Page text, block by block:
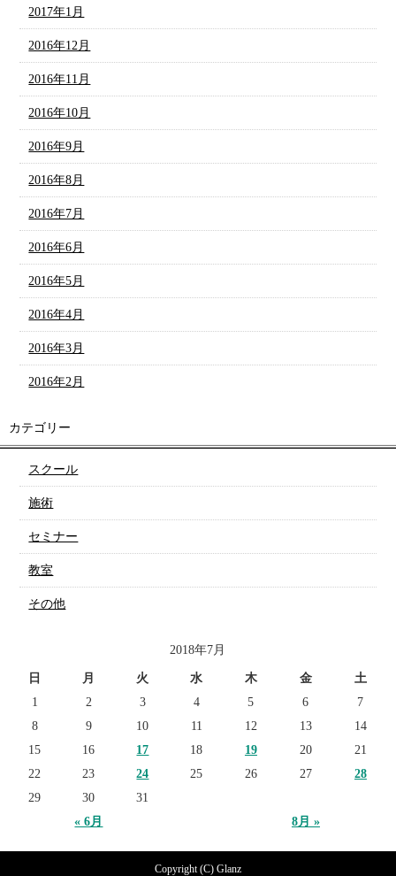
2017年1月
2016年12月
2016年11月
2016年10月
2016年9月
2016年8月
2016年7月
2016年6月
2016年5月
2016年4月
2016年3月
2016年2月
カテゴリー
スクール
施術
セミナー
教室
その他
2018年7月
日 月 火 水 木 金 土
« 6月 8月 »
1 2 3 4 5 6
7
8
9 10 11 12 13
14
15
16 17 18 19 20
21
22
23 24 25 26 27
28
29
30 31
Copyright (C) Glanz